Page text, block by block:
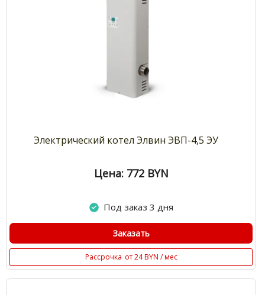
Электрический котел Элвин ЭВП-4,5 ЭУ
Цена: 772 BYN
Под заказ 3 дня
Заказать
Рассрочка от 24 BYN / мес